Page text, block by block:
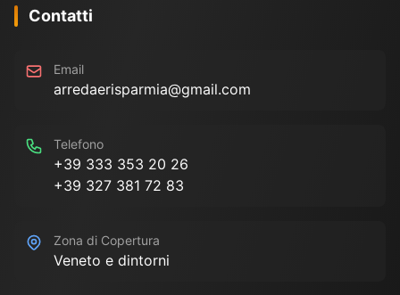
Contatti
Email
arredaerisparmia@gmail.com
Telefono
+39 333 353 20 26
+39 327 381 72 83
Zona di Copertura
Veneto e dintorni